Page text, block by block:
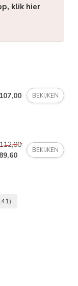
klik hier
BEKIJKEN
BEKIJKEN